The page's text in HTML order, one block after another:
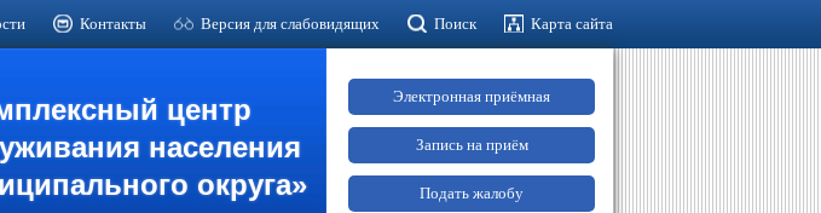
Контакты Версия для слабовидящих Поиск Карта сайта
центр
населения
округа»
Электронная приёмная
Запись на приём
Подать жалобу